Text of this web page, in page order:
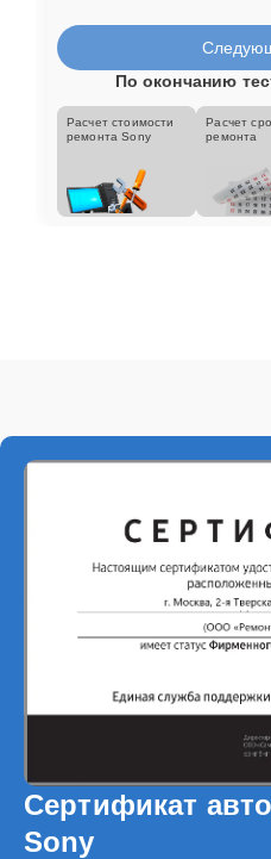
По окончанию
Расчет стоимости
ремонта Sony
Расчет
ремонта
Сертификат
Sony